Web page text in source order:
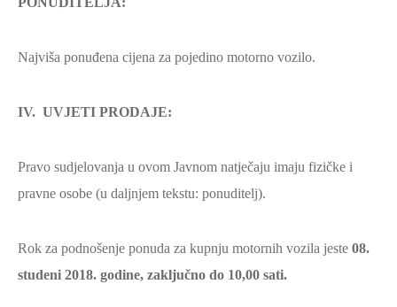
Najviša ponuđena cijena za pojedino motorno vozilo.
IV. UVJETI PRODAJE:
Pravo sudjelovanja u ovom Javnom natječaju imaju fizičke i
pravne osobe (u daljnjem tekstu: ponuditelj).
Rok za podnošenje ponuda za kupnju motornih vozila jeste 08.
studeni 2018. godine, zaključno do 10,00 sati.